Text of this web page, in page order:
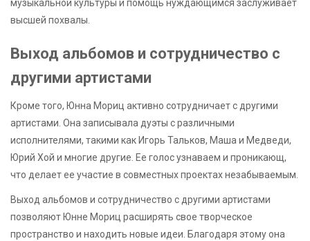
музыкальной культуры и помощь нуждающимся заслуживает
высшей похвалы.
Выход альбомов и сотрудничество с
другими артистами
Кроме того, Юнна Мориц активно сотрудничает с другими
артистами. Она записывала дуэты с различными
исполнителями, такими как Игорь Тальков, Маша и Медведи,
Юрий Хой и многие другие. Ее голос узнаваем и проникающ,
что делает ее участие в совместных проектах незабываемым.
Выход альбомов и сотрудничество с другими артистами
позволяют Юнне Мориц расширять свое творческое
пространство и находить новые идеи. Благодаря этому она